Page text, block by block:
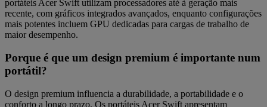
portáteis Acer Swift utilizam processadores até à geração mais
recente, com gráficos integrados avançados, enquanto configurações
mais potentes incluem GPU dedicadas para cargas de trabalho de
maior desempenho.
Porque é que um design premium é importante num
portátil?
O design premium influencia a durabilidade, a portabilidade e o
conforto a longo prazo. Os portáteis Acer Swift apresentam